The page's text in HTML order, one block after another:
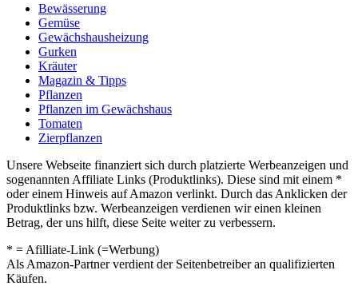
Bewässerung
Gemüse
Gewächshausheizung
Gurken
Kräuter
Magazin & Tipps
Pflanzen
Pflanzen im Gewächshaus
Tomaten
Zierpflanzen
Unsere Webseite finanziert sich durch platzierte Werbeanzeigen und
sogenannten Affiliate Links (Produktlinks). Diese sind mit einem *
oder einem Hinweis auf Amazon verlinkt. Durch das Anklicken der
Produktlinks bzw. Werbeanzeigen verdienen wir einen kleinen
Betrag, der uns hilft, diese Seite weiter zu verbessern.
* = Afilliate-Link (=Werbung)
Als Amazon-Partner verdient der Seitenbetreiber an qualifizierten
Käufen.